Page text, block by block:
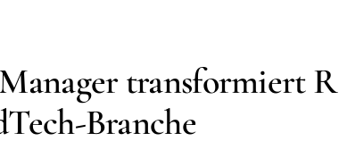
transformiert
Branche